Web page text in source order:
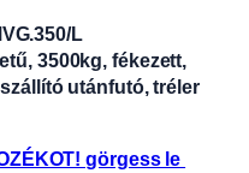
L
3500kg, fékezett,
utánfutó, tréler
görgess le